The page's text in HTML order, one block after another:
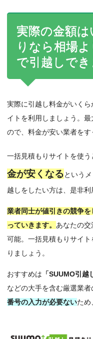
実際の金額
りなら相場
で引越しでき
実際に引越し料金がいく
イトを利用しましょう。
ので、料金が安い業者をす
一括見積もりサイトを使う
金が安くなるという
越しをしたい方は、是非利
業者同士が値引きの競争
っていきます。 あなたの
可能。一括見積もりサイ
りましょう。
おすすめは 「SUUMO引越
などの大手を含む厳選業
番号の入力が必要ないため